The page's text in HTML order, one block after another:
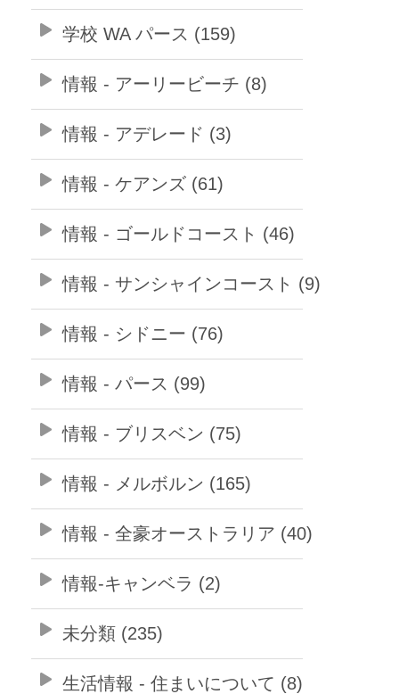
学校 WA パース (159)
情報 - アーリービーチ (8)
情報 - アデレード (3)
情報 - ケアンズ (61)
情報 - ゴールドコースト (46)
情報 - サンシャインコースト (9)
情報 - シドニー (76)
情報 - パース (99)
情報 - ブリスベン (75)
情報 - メルボルン (165)
情報 - 全豪オーストラリア (40)
情報-キャンベラ (2)
未分類 (235)
生活情報 - 住まいについて (8)